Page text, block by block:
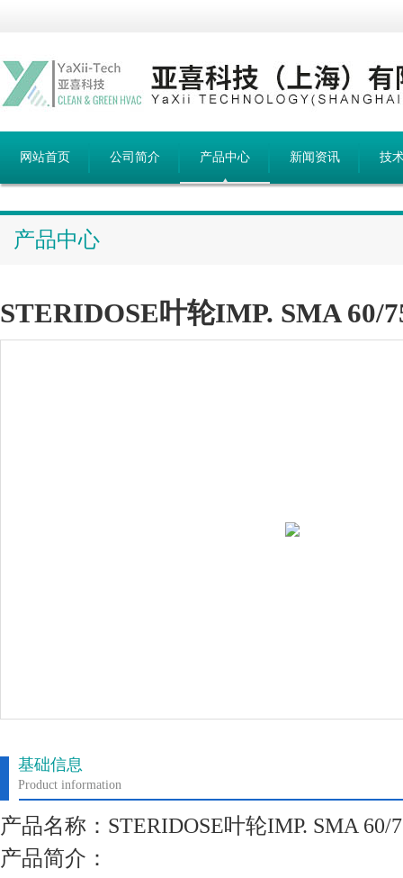
网站首页 公司简介 产品中心 新闻资讯 技
产品中心
STERIDOSE叶轮IMP. SMA 60/
基础信息
Product information
产品名称：STERIDOSE叶轮IMP. SMA 60/
产品简介：